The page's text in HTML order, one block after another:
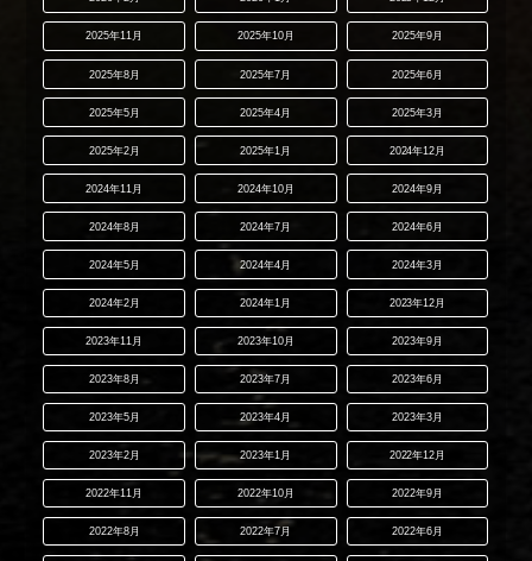
2025年11月 2025年10月 2025年9月
2025年8月 2025年7月 2025年6月
2025年5月 2025年4月 2025年3月
2025年2月 2025年1月 2024年12月
2024年11月 2024年10月 2024年9月
2024年8月 2024年7月 2024年6月
2024年5月 2024年4月 2024年3月
2024年2月 2024年1月 2023年12月
2023年11月 2023年10月 2023年9月
2023年8月 2023年7月 2023年6月
2023年5月 2023年4月 2023年3月
2023年2月 2023年1月 2022年12月
2022年11月 2022年10月 2022年9月
2022年8月 2022年7月 2022年6月